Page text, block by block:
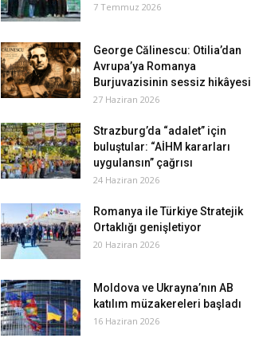
7 Temmuz 2026
George Călinescu: Otilia’dan
Avrupa’ya Romanya
Burjuvazisinin sessiz hikâyesi
27 Haziran 2026
Strazburg’da “adalet” için
buluştular: “AİHM kararları
uygulansın” çağrısı
24 Haziran 2026
Romanya ile Türkiye Stratejik
Ortaklığı genişletiyor
20 Haziran 2026
Moldova ve Ukrayna’nın AB
katılım müzakereleri başladı
16 Haziran 2026